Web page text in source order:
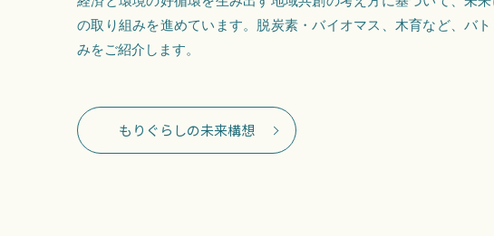
の取り組みを進めています。脱炭素・バイオマス、木育など、バ
みをご紹介します。
もりぐらしの未来構想